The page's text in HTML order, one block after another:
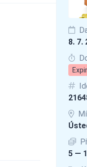
8. 7.
5 —